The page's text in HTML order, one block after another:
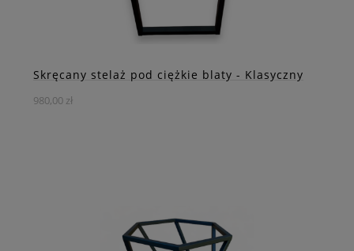
ZOBACZ WIĘCEJ
Skręcany stelaż pod ciężkie blaty - Klasyczny
980,00 zł
rozwiązanie, które łączy klasyczną estetykę z niezwykłą
wytrzymałością i stabilnością.